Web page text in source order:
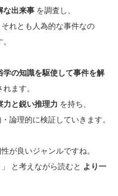
な出来事 を調査し、
それとも人為的な事件なの
学の知識を駆使して事件を解
ます。
力と鋭い推理力 を持ち、
論理的に検証していきます。
が良いジャンルですね。
と考えながら読むと より一